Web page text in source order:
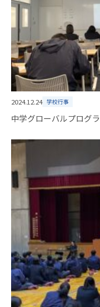
2024.12.24 学校行事
中学グローバルプログ